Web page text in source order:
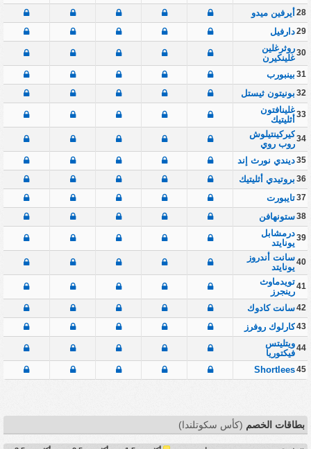
28 أيرفين ميدو
29دارفيل
30روثرغلين
غلينكيرن
31 بينبورب
32 بونيتون ثيستل
33غلينافتون
أثليتيك
34كيركينتيلوش
روب روي
35ديندي نورث إند
36 بروتيدي أثليتيك
37تايبورت
38ستونهافن
39درمشابل
يونايتد
40سانت أندروز
يونايتد
41تويدماوث
رينجرز
42سانت كادوك
43كارلوك روفرز
44ويتليتس
فيكتوريا
45
Shortlees
بطاقات الخصم (كأس سكوتلندا)